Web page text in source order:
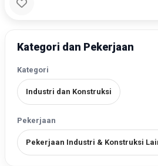
Kategori dan Pekerjaan
Kategori
Industri dan Konstruksi
Pekerjaan
Pekerjaan Industri & Konstruksi